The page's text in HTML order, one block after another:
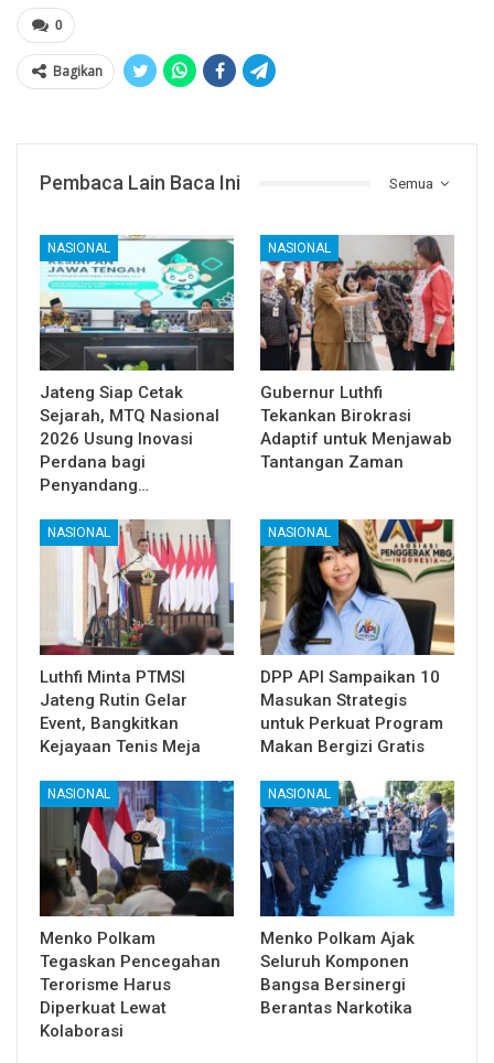
0
Bagikan
Semua
Pembaca Lain Baca Ini
NASIONAL
Jateng Siap Cetak
Sejarah, MTQ Nasional
2026 Usung Inovasi
Perdana bagi
Penyandang…
NASIONAL
Gubernur Luthfi
Tekankan Birokrasi
Adaptif untuk Menjawab
Tantangan Zaman
NASIONAL
Luthfi Minta PTMSI
Jateng Rutin Gelar
Event, Bangkitkan
Kejayaan Tenis Meja
NASIONAL
DPP API Sampaikan 10
Masukan Strategis
untuk Perkuat Program
Makan Bergizi Gratis
NASIONAL
Menko Polkam
Tegaskan Pencegahan
Terorisme Harus
Diperkuat Lewat
Kolaborasi
NASIONAL
Menko Polkam Ajak
Seluruh Komponen
Bangsa Bersinergi
Berantas Narkotika